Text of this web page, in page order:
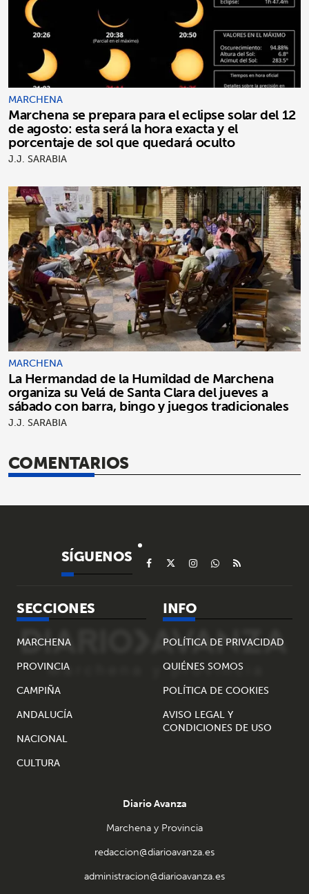
MARCHENA
Marchena se prepara para el eclipse solar del 12
de agosto: esta será la hora exacta y el
porcentaje de sol que quedará oculto
J.J. SARABIA
MARCHENA
La Hermandad de la Humildad de Marchena
organiza su Velá de Santa Clara del jueves a
sábado con barra, bingo y juegos tradicionales
J.J. SARABIA
COMENTARIOS
SÍGUENOS
SECCIONES
MARCHENA
PROVINCIA
CAMPIÑA
ANDALUCÍA
NACIONAL
CULTURA
INFO
POLÍTICA DE PRIVACIDAD
QUIÉNES SOMOS
POLÍTICA DE COOKIES
AVISO LEGAL Y
CONDICIONES DE USO
Diario Avanza
Marchena y Provincia
redaccion@diarioavanza.es
administracion@diarioavanza.es